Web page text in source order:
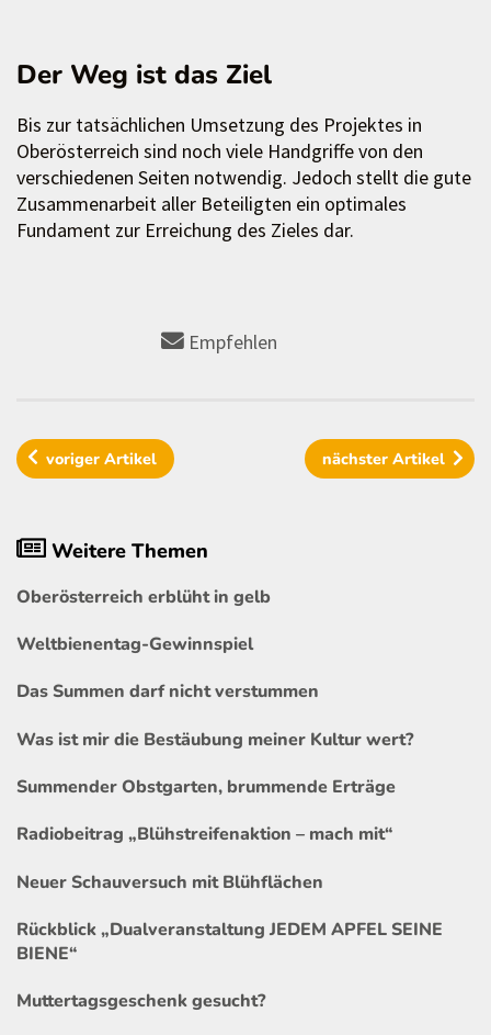
Der Weg ist das Ziel
Bis zur tatsächlichen Umsetzung des Projektes in
Oberösterreich sind noch viele Handgriffe von den
verschiedenen Seiten notwendig. Jedoch stellt die gute
Zusammenarbeit aller Beteiligten ein optimales
Fundament zur Erreichung des Zieles dar.
Empfehlen
vorigerArtikel nächster Artikel
Weitere Themen
Oberösterreich erblüht in gelb
Weltbienentag-Gewinnspiel
Das Summen darf nicht verstummen
Was ist mir die Bestäubung meiner Kultur wert?
Summender Obstgarten, brummende Erträge
Radiobeitrag „Blühstreifenaktion – mach mit“
Neuer Schauversuch mit Blühflächen
Rückblick „Dualveranstaltung JEDEM APFEL SEINE
BIENE“
Muttertagsgeschenk gesucht?